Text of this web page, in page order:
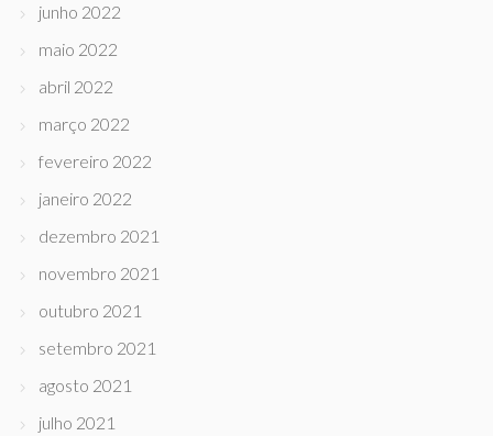
junho 2022
maio 2022
abril 2022
março 2022
fevereiro 2022
janeiro 2022
dezembro 2021
novembro 2021
outubro 2021
setembro 2021
agosto 2021
julho 2021